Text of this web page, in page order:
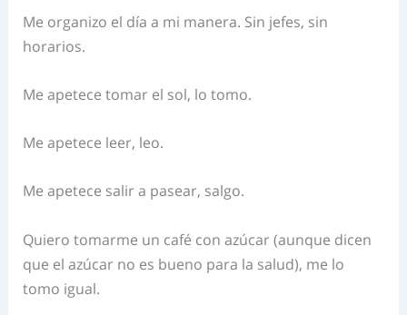
Me organizo el día a mi manera. Sin jefes, sin
horarios.
Me apetece tomar el sol, lo tomo.
Me apetece leer, leo.
Me apetece salir a pasear, salgo.
Quiero tomarme un café con azúcar (aunque dicen
que el azúcar no es bueno para la salud), me lo
tomo igual.